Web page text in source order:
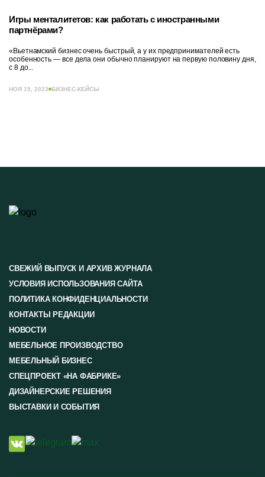
Игры менталитетов: как работать с иностранными
партнёрами?
«Вьетнамский бизнес очень быстрый, а у их предпринимателей есть
особенность — все дела они обычно планируют на первую половину дня,
с 8 до...
НОЯ 15, 2023 БИЗНЕС-КЕЙСЫ
СВЕЖИЙ ВЫПУСК И АРХИВ ЖУРНАЛА
УСЛОВИЯ ИСПОЛЬЗОВАНИЯ САЙТА
ПОЛИТИКА КОНФИДЕНЦИАЛЬНОСТИ
КОНТАКТЫ РЕДАКЦИИ
НОВОСТИ
МЕБЕЛЬНОЕ ПРОИЗВОДСТВО
МЕБЕЛЬНЫЙ БИЗНЕС
СПЕЦПРОЕКТ «НА ФАБРИКЕ»
ДИЗАЙНЕРСКИЕ РЕШЕНИЯ
ВЫСТАВКИ И СОБЫТИЯ